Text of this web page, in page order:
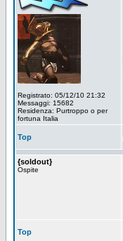
Registrato: 05/12/10 21:32
Messaggi: 15682
Residenza: Purtroppo o per
fortuna Italia
Top
{soldout}
Ospite
Top